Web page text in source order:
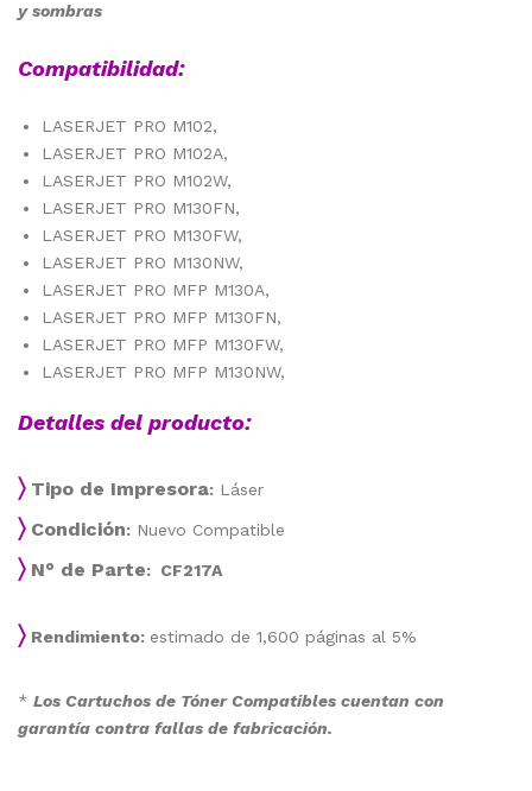
y sombras
Compatibilidad:
LASERJET PRO M102,
LASERJET PRO M102A,
LASERJET PRO M102W,
LASERJET PRO M130FN,
LASERJET PRO M130FW,
LASERJET PRO M130NW,
LASERJET PRO MFP M130A,
LASERJET PRO MFP M130FN,
LASERJET PRO MFP M130FW,
LASERJET PRO MFP M130NW,
Detalles del producto:
〉 Tipo de Impresora: Láser
〉 Condición: Nuevo Compatible
〉 N° de Parte: CF217A
〉 Rendimiento: estimado de 1,600 páginas al 5%
* Los Cartuchos de Tóner Compatibles cuentan con
garantía contra fallas de fabricación.